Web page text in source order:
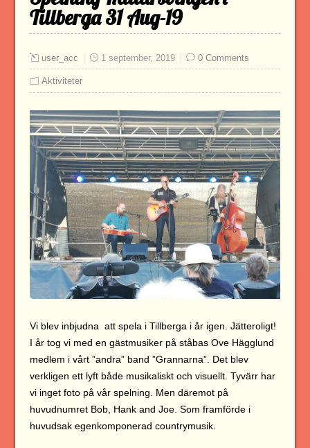
Tillberga 31 Aug-19
user_acc 1 september, 2019 0 Comments
Aktiviteter
Vi blev inbjudna att spela i Tillberga i år igen. Jätteroligt!
I år tog vi med en gästmusiker på ståbas Ove Hägglund
medlem i vårt ”andra” band ”Grannarna”. Det blev
verkligen ett lyft både musikaliskt och visuellt. Tyvärr har
vi inget foto på vår spelning. Men däremot på
huvudnumret Bob, Hank and Joe. Som framförde i
huvudsak egenkomponerad countrymusik.